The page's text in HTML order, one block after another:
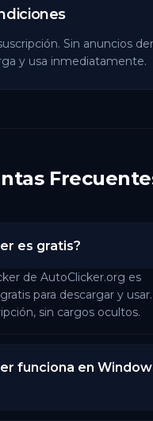
Sin anuncios
y usa inmediatamente.
es gratis?
de AutoClicker.org es
para descargar y usar.
sin cargos ocultos.
funciona en